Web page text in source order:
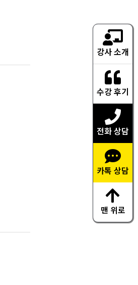
강사 소개
수강 후기
전화 상담
카톡 상담
맨 위로